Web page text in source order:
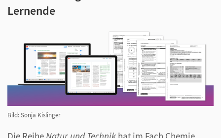
Lernende
Bild: Sonja Kislinger